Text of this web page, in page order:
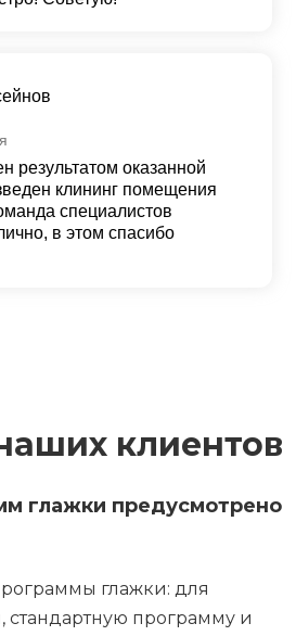
результатом оказанной
клининг помещения
специалистов
в этом спасибо
клиентов
глажки предусмотрено
глажки: для
стандартную программу и